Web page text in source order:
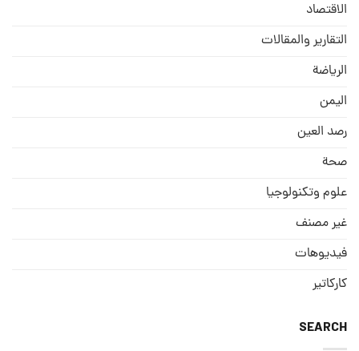
الاقتصاد
التقارير والمقالات
الریاضة
الیمن
رصد العین
صحة
علوم وتكنولوجيا
غير مصنف
فيديوهات
كاركاتير
SEARCH